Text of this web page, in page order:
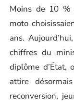
Moins de 10 %
moto
ans.
chiffres du
diplôme d’État,
attire
reconversion,